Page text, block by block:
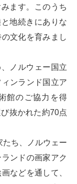
ます。このうち
地続きにありな
文化を育みまし
ノルウェー国立
ンランド国立ア
館のご協力を得
抜かれた約70点
たち、ノルウェー
ンドの画家アク
などを通して、